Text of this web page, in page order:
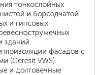
тонкослойных
и бороздчатой
и гипсовых
зданий.
фасадов с
(Ceresit VWS).
и долговечные